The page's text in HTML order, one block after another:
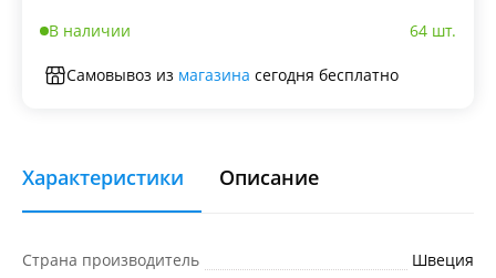
В наличии 64 шт.
Самовывоз из магазина сегодня бесплатно
Характеристики Описание
Страна производитель
Швеция